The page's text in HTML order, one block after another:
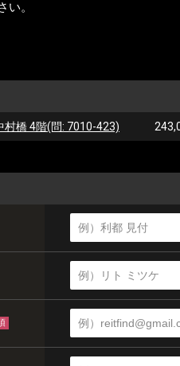
い。
村橋 4階(問: 7010-423)